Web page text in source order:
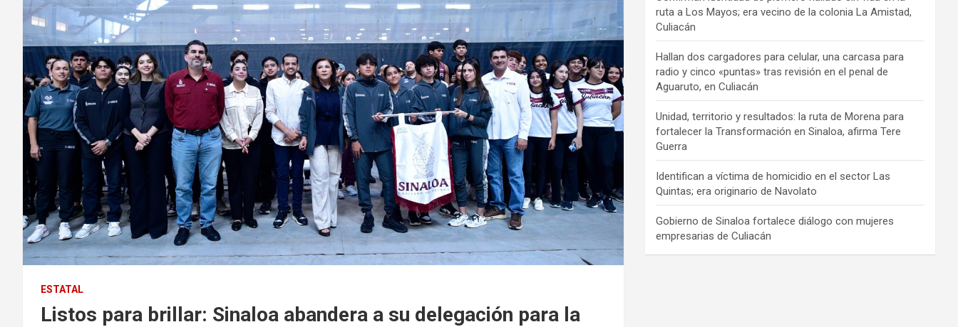
ESTATAL
Listos para brillar: Sinaloa abandera a su delegación para la
ruta a Los Mayos; era vecino de la colonia La Amistad,
Culiacán
Hallan dos cargadores para celular, una carcasa para
radio y cinco «puntas» tras revisión en el penal de
Aguaruto, en Culiacán
Unidad, territorio y resultados: la ruta de Morena para
fortalecer la Transformación en Sinaloa, afirma Tere
Guerra
Identifican a víctima de homicidio en el sector Las
Quintas; era originario de Navolato
Gobierno de Sinaloa fortalece diálogo con mujeres
empresarias de Culiacán